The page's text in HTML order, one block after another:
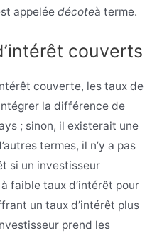
appelée décoteà terme.
couverts
couverte, les taux de
la différence de
; sinon, il existerait une
termes, il n’y a pas
si un investisseur
faible taux d’intérêt pour
un taux d’intérêt plus
prend les